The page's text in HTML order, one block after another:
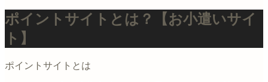
ポイントサイトとは？【お小遣いサイ
ト】
ポイントサイトとは